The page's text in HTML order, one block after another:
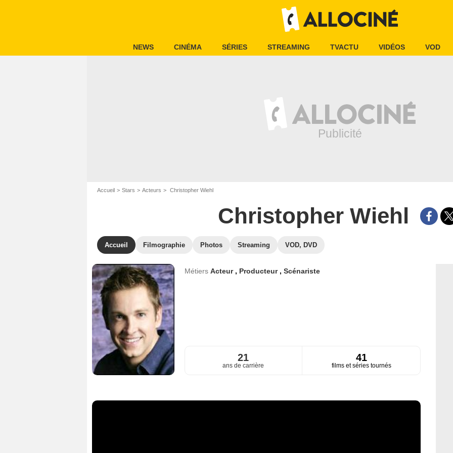
NEWS CINÉMA SÉRIES STREAMING TVACTU VIDÉOS VOD
Accueil Stars Acteurs Christopher Wiehl
Christopher Wiehl
Accueil Filmographie Photos Streaming VOD, DVD
Métiers Acteur , Producteur , Scénariste
21
ans de carrière
41
films et séries tournés